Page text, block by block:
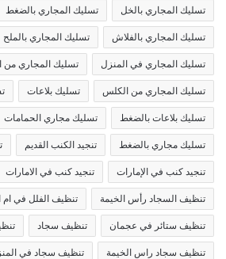
تسليك المجاري بالخل تسليك المجاري بالضغط
تسليك المجاري بالفلاش تسليك المجاري بالملح
تسليك المجاري في المنزل تسليك المجاري من
تسليك المجاري من الكلس تسليك بلاعات
تسليك بلاعات بالضغط تسليك مجاري الحمامات
تسليك مجاري بالضغط تنجيد الكنب القديم
تنجيد كنب في الإمارات تنجيد كنب في الامارات
تنظيف السجاد رأس الخيمة تنظيف الفلل في ام
تنظيف ستائر في عجمان تنظيف سجاد
تنظيف سجاد راس الخيمة تنظيف سجاد في